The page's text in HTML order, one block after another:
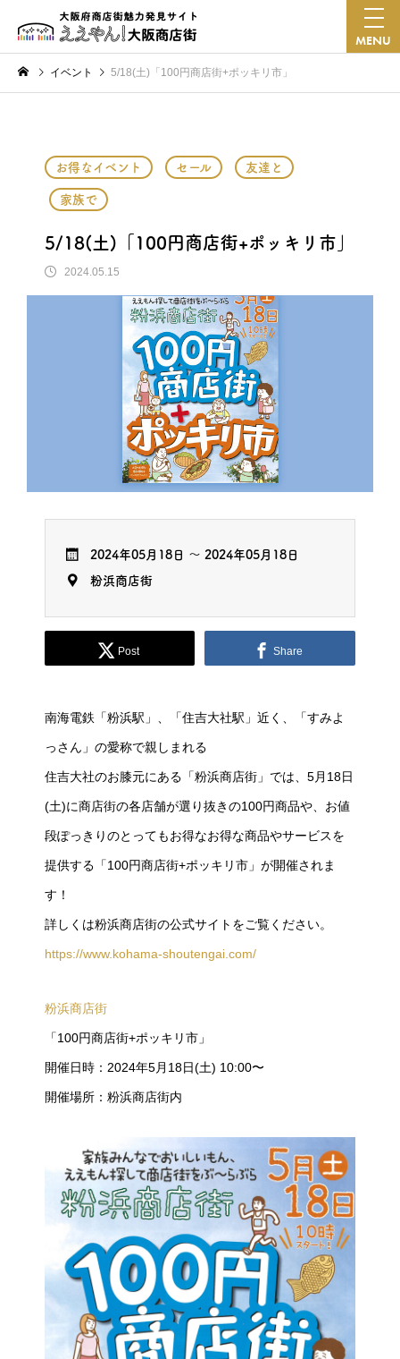
MENU
イベント 5/18(土)「100円商店街+ポッキリ市」
お得なイベント セール 友達と
家族で
5/18(土)「100円商店街+ポッキリ市」
2024.05.15
2024年05月18日 ～ 2024年05月18日
粉浜商店街
Post Share
南海電鉄「粉浜駅」、「住吉大社駅」近く、「すみよ
っさん」の愛称で親しまれる
住吉大社のお膝元にある「粉浜商店街」では、5月18日
(土)に商店街の各店舗が選り抜きの100円商品や、お値
段ぽっきりのとってもお得なお得な商品やサービスを
提供する「100円商店街+ポッキリ市」が開催されま
す！
詳しくは粉浜商店街の公式サイトをご覧ください。
https://www.kohama-shoutengai.com/
粉浜商店街
「100円商店街+ポッキリ市」
開催日時：2024年5月18日(土) 10:00〜
開催場所：粉浜商店街内